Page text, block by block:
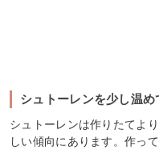
シュトーレンを少し温
シュトーレンは作りたてよ
しい傾向にあります。作っ